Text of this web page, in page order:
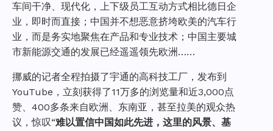
车间干净、现代化，上下级员工互动方式相比德日企
业，即时而直接；中国并不想恶意挤垮欧美的汽车行
业，而是务实地聚焦在产品和专业技术；中国主要城
市新能源交通的发展已经遥遥领先欧洲……
挪威的记者全程拍摄了宇通的高科技工厂，发布到
YouTube，立刻获得了11万多的浏览量和近3,000点
赞、400多条来自欧洲、东南亚，甚至拉美的观众热
议，惊叹“难以置信中国如此先进，这里的风景、基